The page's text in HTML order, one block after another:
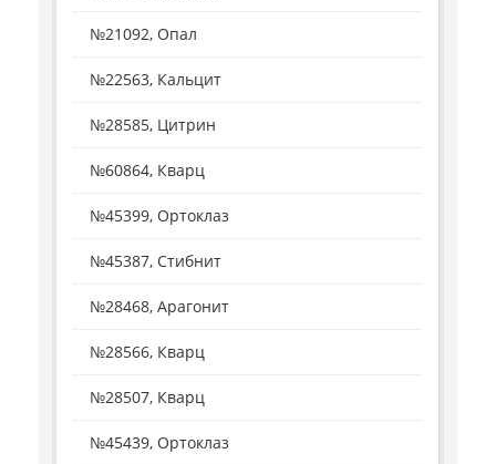
№21092, Опал
№22563, Кальцит
№28585, Цитрин
№60864, Кварц
№45399, Ортоклаз
№45387, Стибнит
№28468, Арагонит
№28566, Кварц
№28507, Кварц
№45439, Ортоклаз